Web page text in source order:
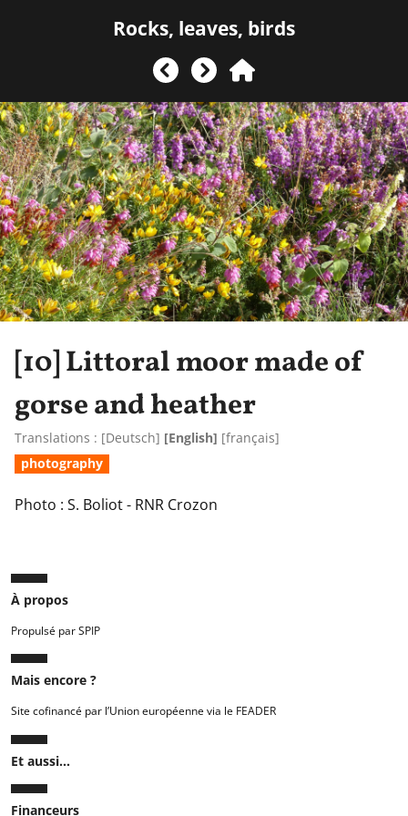
Rocks, leaves, birds
[10] Littoral moor made of
gorse and heather
Translations : [Deutsch] [English] [français]
photography
Photo : S. Boliot - RNR Crozon
À propos
Propulsé par SPIP
Mais encore ?
Site cofinancé par l’Union européenne via le FEADER
Et aussi...
Financeurs